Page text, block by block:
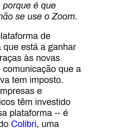
porque é que
se use o Zoom.
de
que está a ganhar
às novas
comunicação que a
tem imposto.
e
têm investido
plataforma -- é
Colibri, uma